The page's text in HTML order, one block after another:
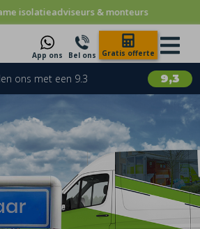
isolatieadviseurs & monteurs
App ons Bel ons Gratis offerte
9,3
ons met een 9.3